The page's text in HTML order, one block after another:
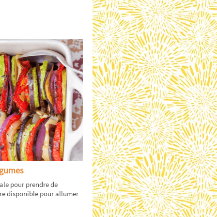
pour prendre de
disponible pour allumer